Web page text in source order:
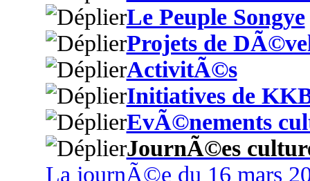
Le Peuple Songye
Projets de
ActivitÃ©s
Initiatives de
EvÃ©nements
JournÃ©es
La journÃ©e du 16 mars